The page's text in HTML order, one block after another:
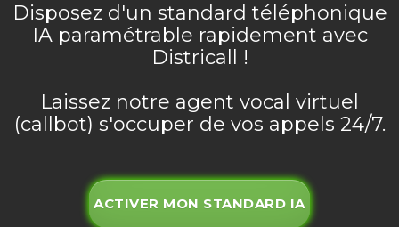
Disposez d'un standard téléphonique
IA paramétrable rapidement avec
Districall !
Laissez notre agent vocal virtuel
(callbot) s'occuper de vos appels 24/7.
ACTIVER MON STANDARD IA